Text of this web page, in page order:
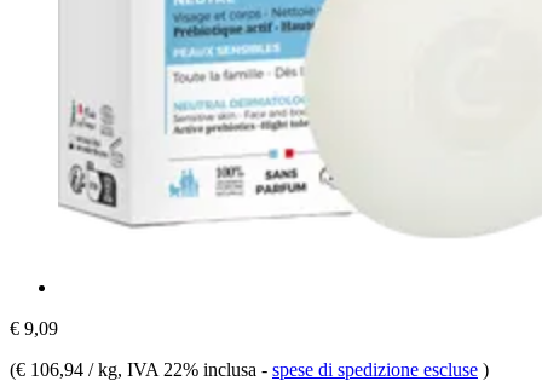
€ 9,09
(€ 106,94 / kg, IVA 22% inclusa - spese di spedizione escluse )